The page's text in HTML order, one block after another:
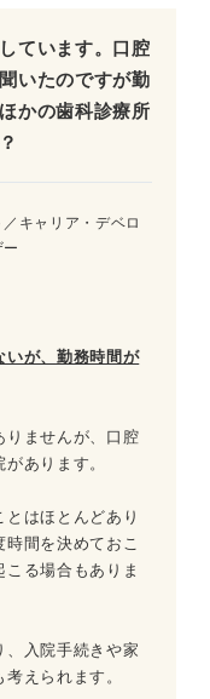
ています。口腔
いたのですが勤
かの歯科診療所
キャリア・デベロ
いが、勤務時間が
りませんが、口腔
あります。
はほとんどあり
時間を決めておこ
る場合もありま
、入院手続きや家
えられます。